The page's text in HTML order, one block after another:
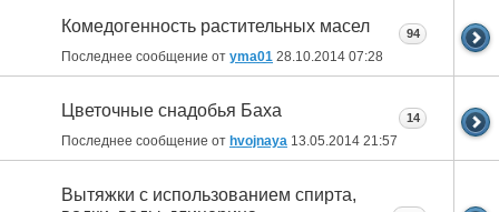
Комедогенность растительных масел
Последнее сообщение от yma01 28.10.2014 07:28
94
Цветочные снадобья Баха
Последнее сообщение от hvojnaya 13.05.2014 21:57
14
Вытяжки с использованием спирта,